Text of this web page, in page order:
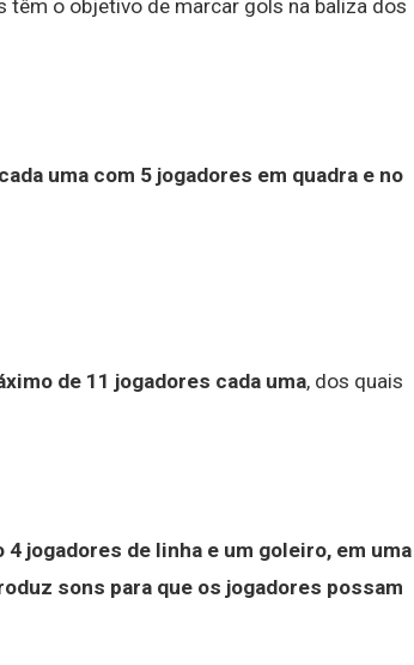
têm o objetivo de marcar gols na baliza dos
uma com 5 jogadores em quadra e no
de 11 jogadores cada uma, dos quais
jogadores de linha e um goleiro, em uma
sons para que os jogadores possam